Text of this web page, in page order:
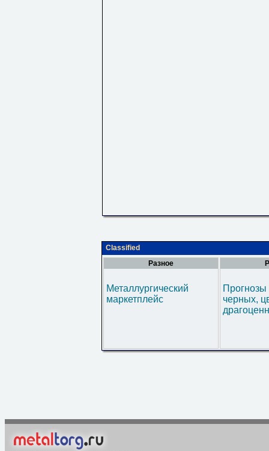
Classified
Разное
Металлургический
маркетплейс
черных,